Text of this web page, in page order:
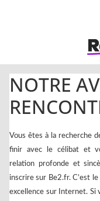
NOTRE
Vous êtes à la recherche
finir avec le célibat et
relation profonde et
inscrire sur Be2.fr. C’est
excellence sur Internet. Si